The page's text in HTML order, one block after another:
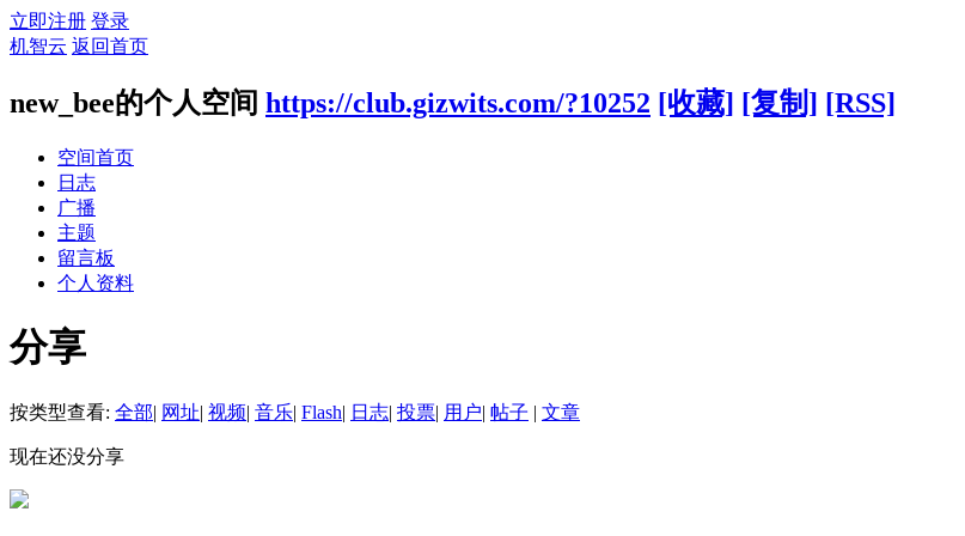
立即注册 登录
机智云 返回首页
new_bee的个人空间 https://club.gizwits.com/?10252 [收藏] [复制] [RSS]
空间首页
日志
广播
主题
留言板
个人资料
分享
按类型查看: 全部| 网址| 视频| 音乐| Flash| 日志| 投票| 用户| 帖子 | 文章
现在还没分享